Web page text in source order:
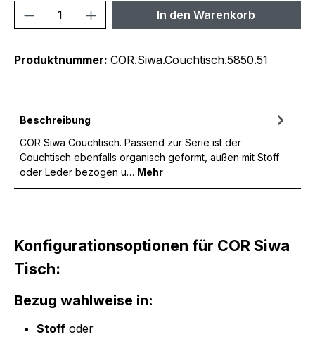
Produkt Anzahl: Gib denIn den Warenkorb
Produktnummer: COR.Siwa.Couchtisch.5850.51
Beschreibung
COR Siwa Couchtisch. Passend zur Serie ist der
Couchtisch ebenfalls organisch geformt, außen mit Stoff
oder Leder bezogen u… Mehr
Konfigurationsoptionen für COR Siwa
Tisch:
Bezug wahlweise in:
Stoff oder